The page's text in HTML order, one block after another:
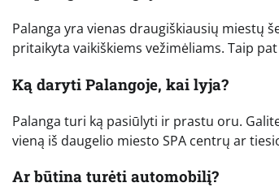
Palanga yra vienas draugiškiausių miestų
pritaikyta vaikiškiems vežimėliams. Taip
Ką daryti Palangoje, kai lyja?
Palanga turi ką pasiūlyti ir prastu oru.
vieną iš daugelio miesto SPA centrų ar
Ar būtina turėti automobilį?